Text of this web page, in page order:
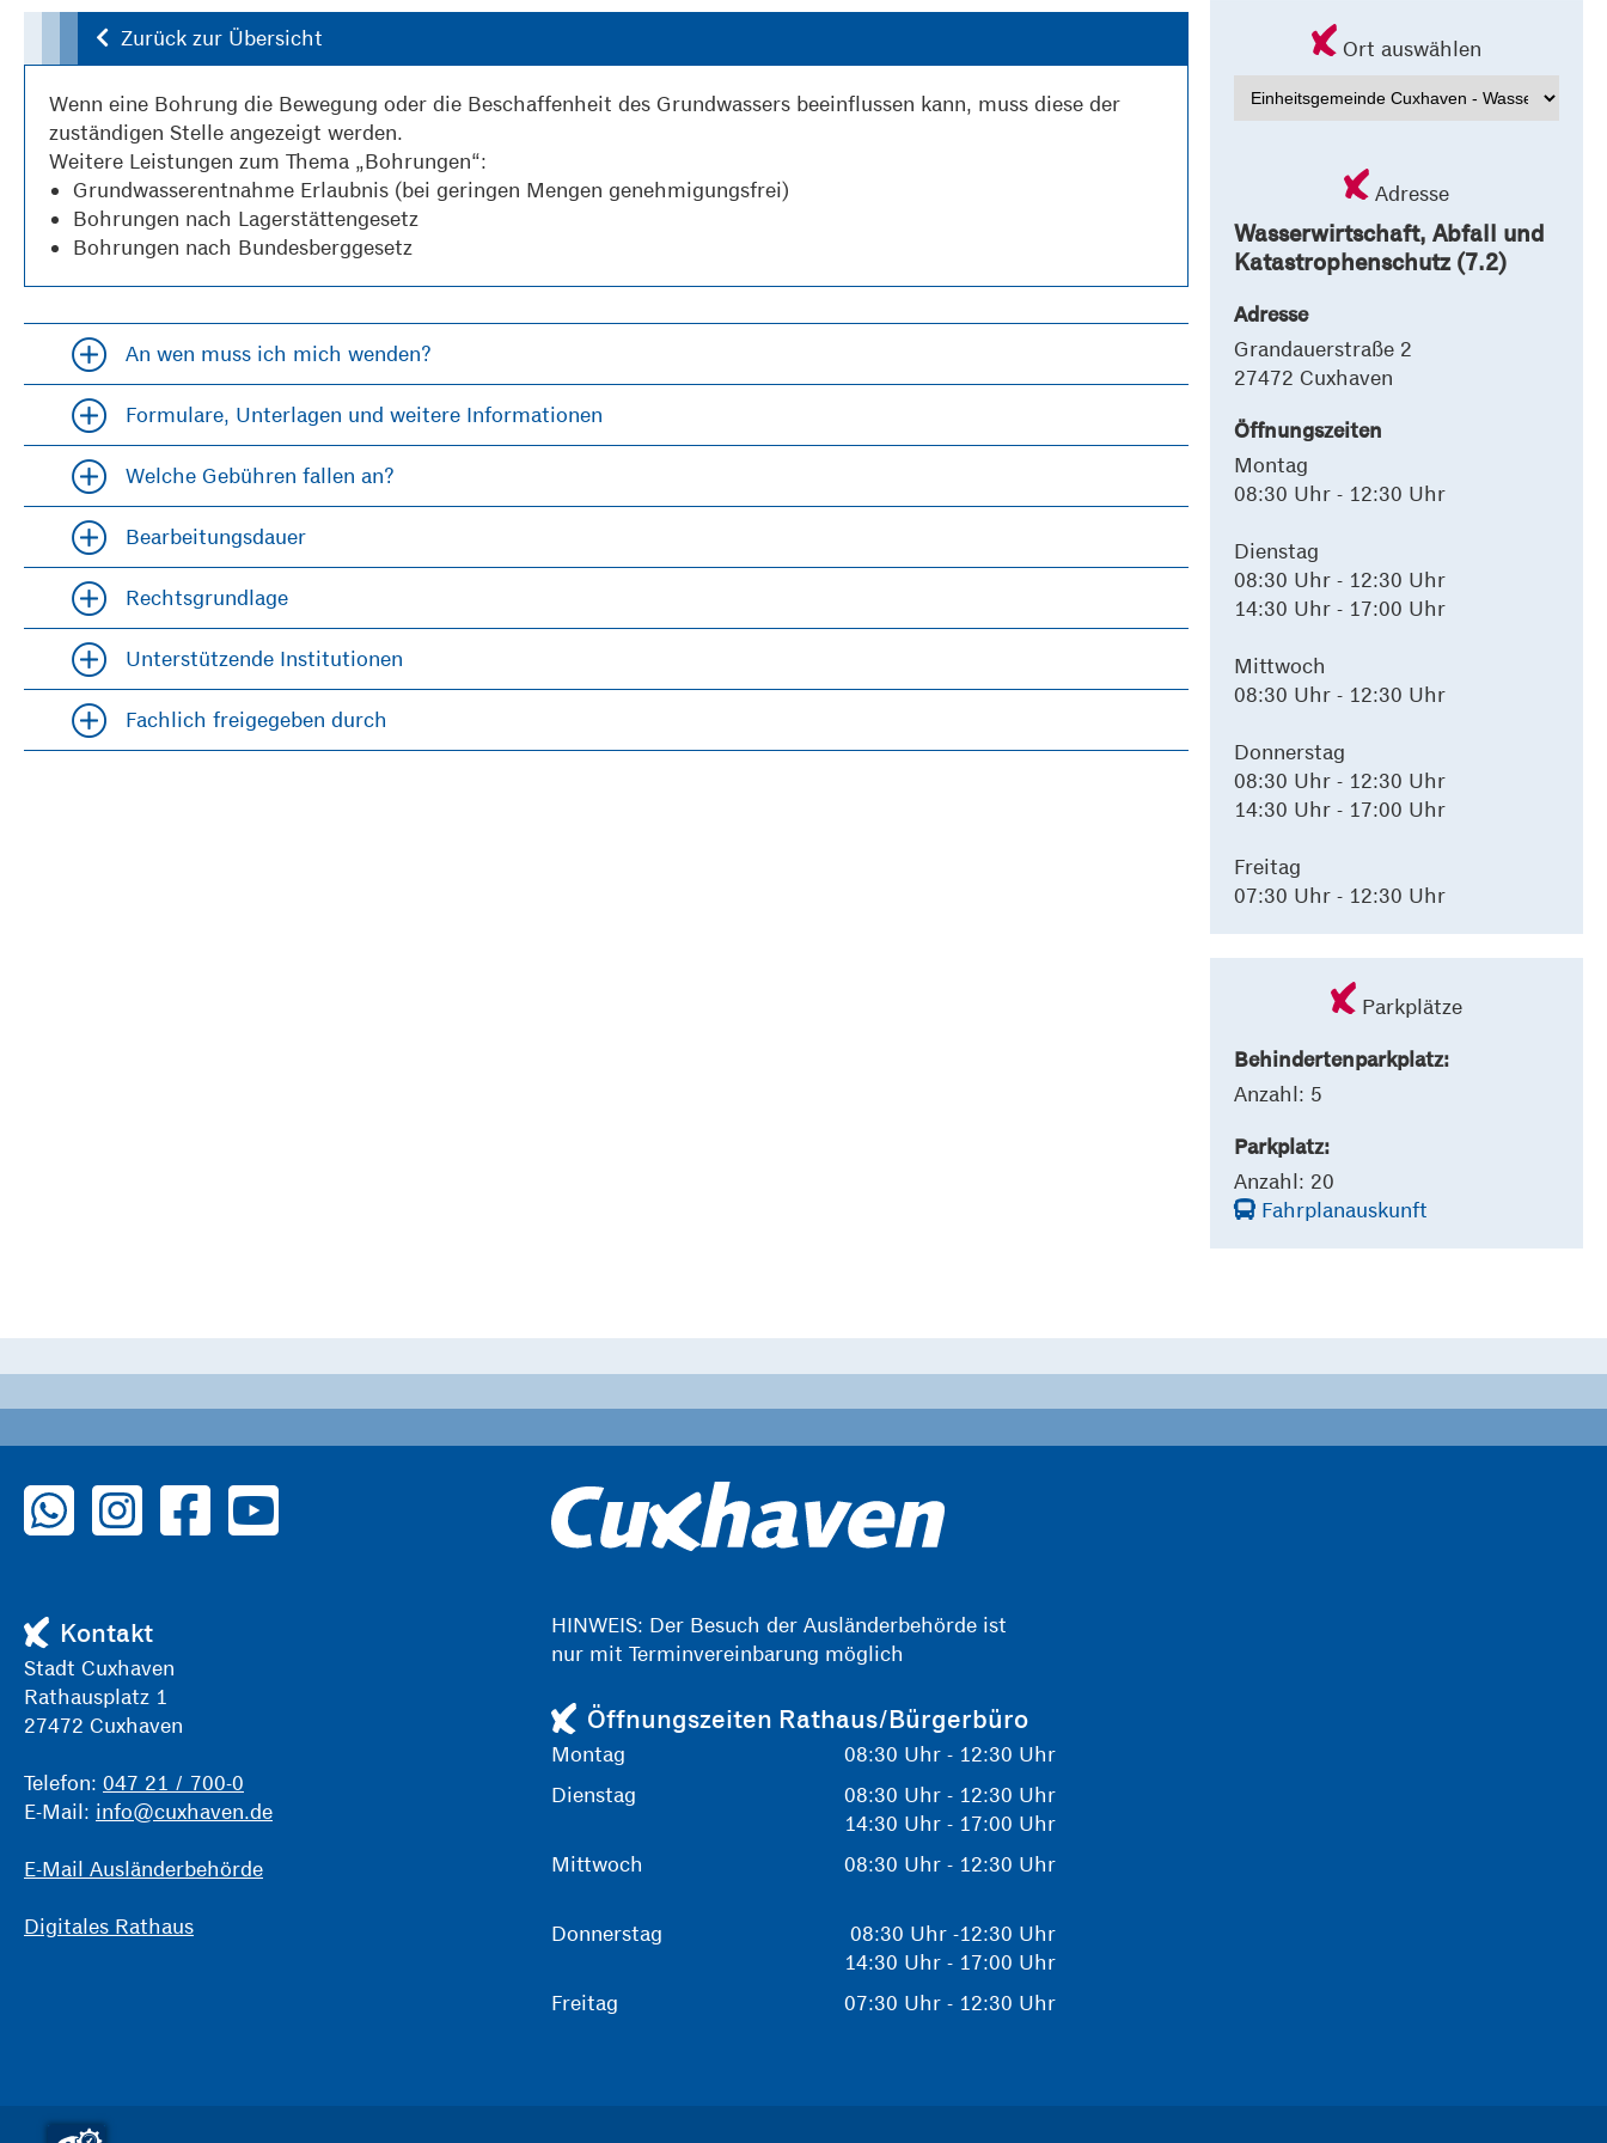
Zurück zur Übersicht
Wenn eine Bohrung die Bewegung oder die Beschaffenheit des Grundwassers beeinflussen kann, muss diese der
zuständigen Stelle angezeigt werden.
Weitere Leistungen zum Thema „Bohrungen“:
Grundwasserentnahme Erlaubnis (bei geringen Mengen genehmigungsfrei)
Bohrungen nach Lagerstättengesetz
Bohrungen nach Bundesberggesetz
Accordion öfffnen und schließen
An wen muss ich mich wenden?
Accordion öfffnen und schließen
Formulare, Unterlagen und weitere Informationen
Accordion öfffnen und schließen
Welche Gebühren fallen an?
Accordion öfffnen und schließen
Bearbeitungsdauer
Accordion öfffnen und schließen
Rechtsgrundlage
Accordion öfffnen und schließen
Unterstützende Institutionen
Accordion öfffnen und schließen
Fachlich freigegeben durch
Ort auswählen
Adresse
Wasserwirtschaft, Abfall und
Katastrophenschutz (7.2)
Adresse
Grandauerstraße 2
27472 Cuxhaven
Öffnungszeiten
Montag
08:30 Uhr - 12:30 Uhr
Dienstag
08:30 Uhr - 12:30 Uhr
14:30 Uhr - 17:00 Uhr
Mittwoch
08:30 Uhr - 12:30 Uhr
Donnerstag
08:30 Uhr - 12:30 Uhr
14:30 Uhr - 17:00 Uhr
Freitag
07:30 Uhr - 12:30 Uhr
Parkplätze
Behindertenparkplatz:
Anzahl: 5
Parkplatz:
Anzahl: 20
Fahrplanauskunft
zu WhatsAppzu Instagramzu Facebook
zu YouTube
Kontakt
Stadt Cuxhaven
Rathausplatz 1
27472 Cuxhaven
Telefon: 047 21 / 700-0
E-Mail: info@cuxhaven.de
E-Mail Ausländerbehörde
Digitales Rathaus
HINWEIS: Der Besuch der Ausländerbehörde ist
nur mit Terminvereinbarung möglich
Öffnungszeiten Rathaus/Bürgerbüro
Montag
08:30 Uhr - 12:30 Uhr
Dienstag
08:30 Uhr - 12:30 Uhr
14:30 Uhr - 17:00 Uhr
Mittwoch
08:30 Uhr - 12:30 Uhr
Donnerstag
08:30 Uhr -12:30 Uhr
14:30 Uhr - 17:00 Uhr
Freitag
07:30 Uhr - 12:30 Uhr